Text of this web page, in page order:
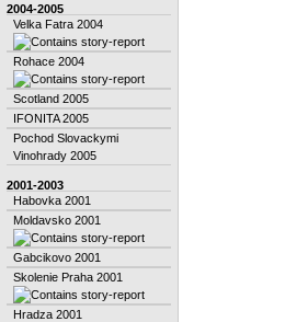
2004-2005
Velka Fatra 2004
Rohace 2004
Scotland 2005
IFONITA 2005
Pochod Slovackymi
Vinohrady 2005
2001-2003
Habovka 2001
Moldavsko 2001
Gabcikovo 2001
Skolenie Praha 2001
Hradza 2001